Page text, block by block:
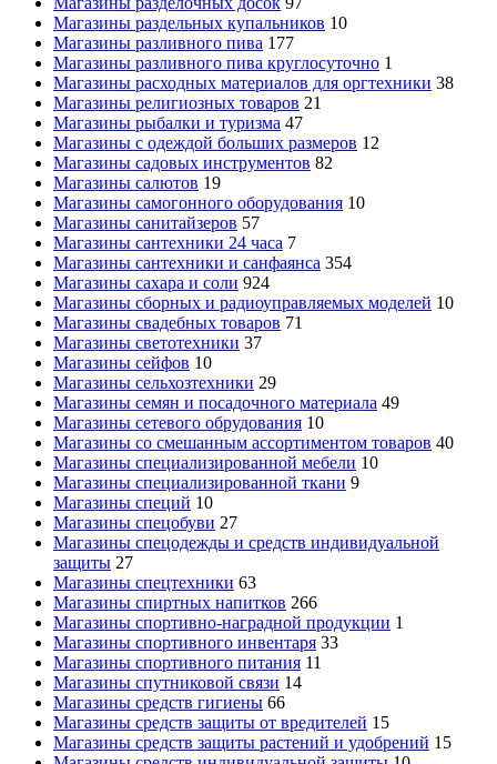
Магазины раздельных купальников 10
Магазины разливного пива 177
Магазины разливного пива круглосуточно 1
Магазины расходных материалов для оргтехники 38
Магазины религиозных товаров 21
Магазины рыбалки и туризма 47
Магазины с одеждой больших размеров 12
Магазины садовых инструментов 82
Магазины салютов 19
Магазины самогонного оборудования 10
Магазины санитайзеров 57
Магазины сантехники 24 часа 7
Магазины сантехники и санфаянса 354
Магазины сахара и соли 924
Магазины сборных и радиоуправляемых моделей 10
Магазины свадебных товаров 71
Магазины светотехники 37
Магазины сейфов 10
Магазины сельхозтехники 29
Магазины семян и посадочного материала 49
Магазины сетевого обрудования 10
Магазины со смешанным ассортиментом товаров 40
Магазины специализированной мебели 10
Магазины специализированной ткани 9
Магазины специй 10
Магазины спецобуви 27
Магазины спецодежды и средств индивидуальной
защиты 27
Магазины спецтехники 63
Магазины спиртных напитков 266
Магазины спортивно-наградной продукции 1
Магазины спортивного инвентаря 33
Магазины спортивного питания 11
Магазины спутниковой связи 14
Магазины средств гигиены 66
Магазины средств защиты от вредителей 15
Магазины средств защиты растений и удобрений 15